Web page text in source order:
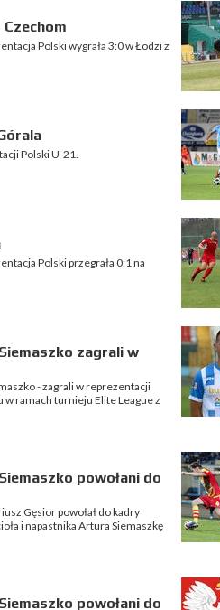
Polski wygrała 3:0 w Łodzi z
Polski U-21.
Polski przegrała 0:1 na
zagrali w
- zagrali w reprezentacji
ramach turnieju Elite League z
powołani do
Gęsior powołał do kadry
i napastnika Artura Siemaszkę
powołani do